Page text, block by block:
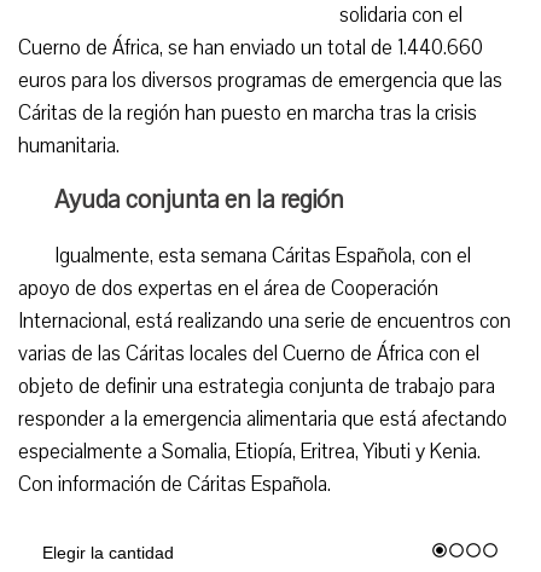
solidaria con el
Cuerno de África, se han enviado un total de 1.440.660
euros para los diversos programas de emergencia que las
Cáritas de la región han puesto en marcha tras la crisis
humanitaria.
Ayuda conjunta en la región
Igualmente, esta semana Cáritas Española, con el
apoyo de dos expertas en el área de Cooperación
Internacional, está realizando una serie de encuentros con
varias de las Cáritas locales del Cuerno de África con el
objeto de definir una estrategia conjunta de trabajo para
responder a la emergencia alimentaria que está afectando
especialmente a Somalia, Etiopía, Eritrea, Yibuti y Kenia.
Con información de Cáritas Española.